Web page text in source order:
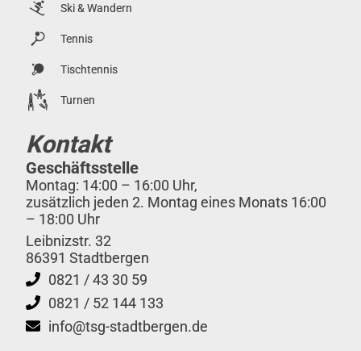
Ski & Wandern
Tennis
Tischtennis
Turnen
Kontakt
Geschäftsstelle
Montag: 14:00 – 16:00 Uhr,
zusätzlich jeden 2. Montag eines Monats 16:00
– 18:00 Uhr
Leibnizstr. 32
86391 Stadtbergen
0821 / 43 30 59
0821 / 52 144 133
info@tsg-stadtbergen.de